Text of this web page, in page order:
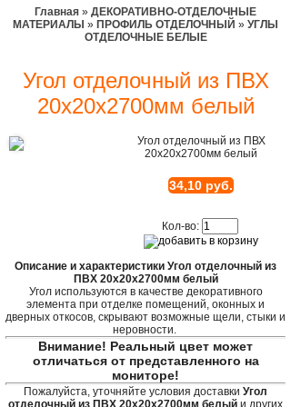
Главная » ДЕКОРАТИВНО-ОТДЕЛОЧНЫЕ
МАТЕРИАЛЫ » ПРОФИЛЬ ОТДЕЛОЧНЫЙ » УГЛЫ
ОТДЕЛОЧНЫЕ БЕЛЫЕ
Угол отделочный из ПВХ
20х20х2700мм белый
Угол отделочный из ПВХ
20х20х2700мм белый
34,10 руб.
Кол-во:
Описание и характеристики Угол отделочный из
ПВХ 20х20х2700мм белый
Угол используются в качестве декоративного
элемента при отделке помещений, оконных и
дверных откосов, скрывают возможные щели, стыки и
неровности.
Внимание! Реальный цвет может
отличаться от представленного на
мониторе!
Пожалуйста, уточняйте условия доставки Угол
отделочный из ПВХ 20х20х2700мм белый и других